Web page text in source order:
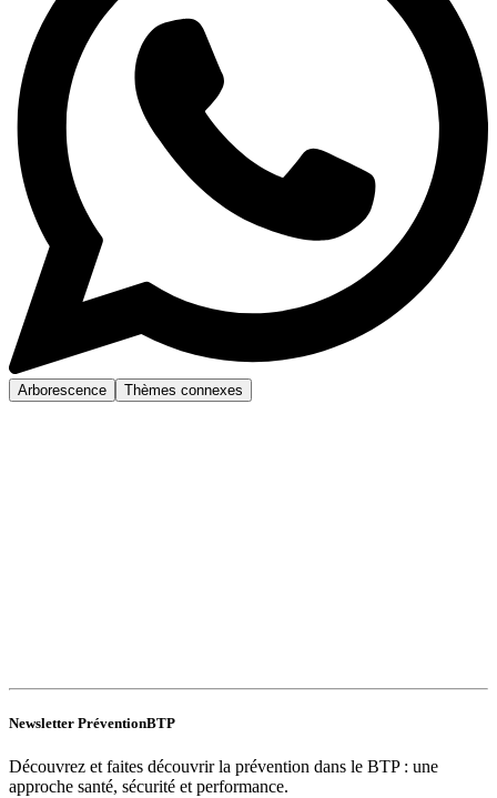
Arborescence Thèmes connexes
Newsletter PréventionBTP
Découvrez et faites découvrir la prévention dans le BTP : une
approche santé, sécurité et performance.